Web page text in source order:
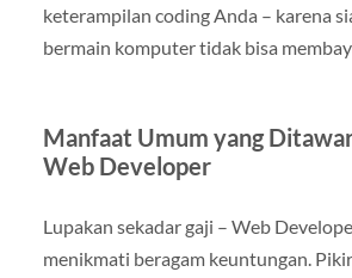
keterampilan coding Anda – karena
bermain komputer tidak bisa
Manfaat Umum yang
Web Developer
Lupakan sekadar gaji – Web
menikmati beragam keuntungan.